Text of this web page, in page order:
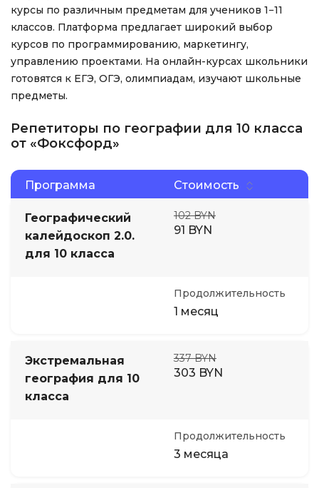
курсы по различным предметам для учеников 1−11
классов. Платформа предлагает широкий выбор
курсов по программированию, маркетингу,
управлению проектами. На онлайн-курсах школьники
готовятся к ЕГЭ, ОГЭ, олимпиадам, изучают школьные
предметы.
Репетиторы по географии для 10 класса
от «Фоксфорд»
Программа Стоимость
Географический
калейдоскоп 2.0.
для 10 класса
102 BYN
91 BYN
Продолжительность
1 месяц
Экстремальная
география для 10
класса
337 BYN
303 BYN
Продолжительность
3 месяца